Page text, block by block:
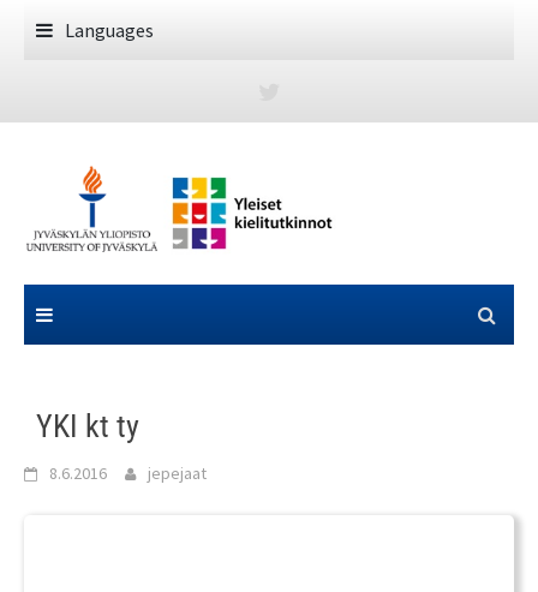
Languages
YKI kt ty
8.6.2016 jepejaat